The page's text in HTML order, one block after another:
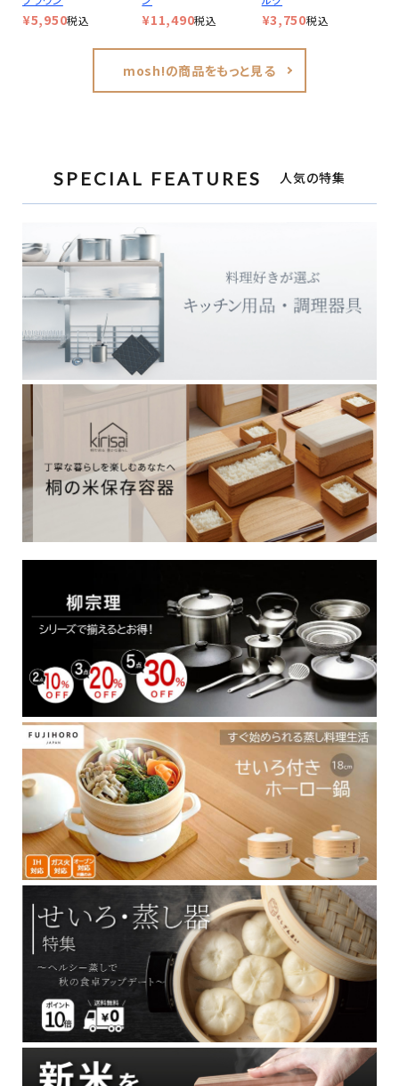
¥5,950税込 ¥11,490税込 ¥3,750税込
mosh!の商品をもっと見る
SPECIAL FEATURES 人気の特集